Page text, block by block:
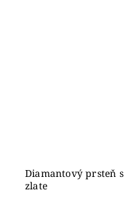
Diamantový prsteň
zlate